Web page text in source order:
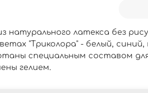
натурального латекса без
"Триколора" - белый,
специальным составом
гелием.